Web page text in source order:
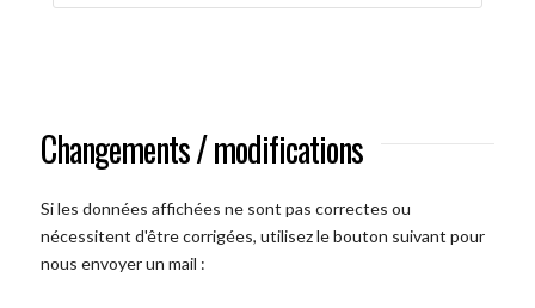
Changements / modifications
Si les données affichées ne sont pas correctes ou
nécessitent d'être corrigées, utilisez le bouton suivant pour
nous envoyer un mail :